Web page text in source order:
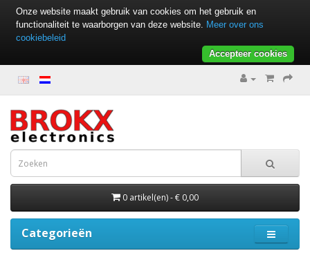
0 artikel(en) - € 0,00
Categorieën
Onze website maakt gebruik van cookies om het gebruik en
functionaliteit te waarborgen van deze website. Meer over ons
cookiebeleid
Accepteer cookies